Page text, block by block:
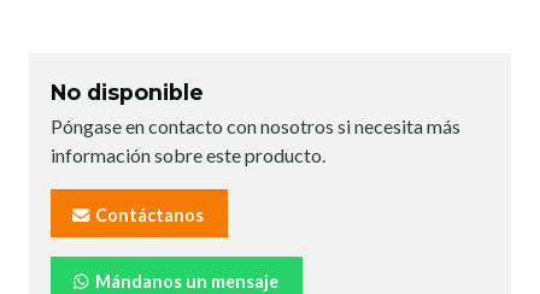
No disponible
Póngase en contacto con nosotros si necesita más
información sobre este producto.
Contáctanos
Mándanos un mensaje